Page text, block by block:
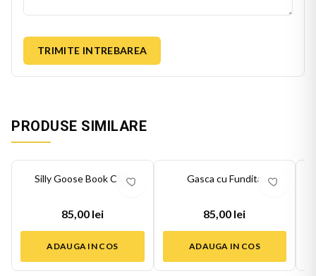
TRIMITE INTREBAREA
PRODUSE SIMILARE
Silly Goose Book Club
85,00 lei
ADAUGA IN COS
Gasca cu Fundita
85,00 lei
ADAUGA IN COS